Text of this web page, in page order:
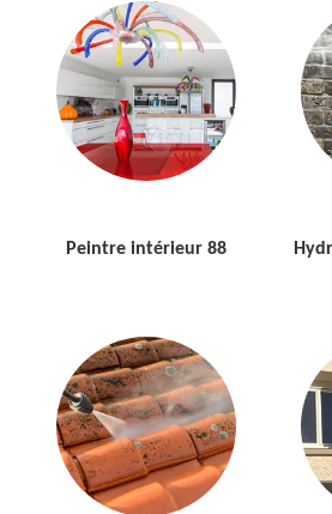
Peintre intérieur 88